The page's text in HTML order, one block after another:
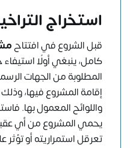
استخراج
قبل الشروع في افتتاح
كامل، ينبغي أولًا
المطلوبة من الجهات
إقامة المشروع فيها،
واللوائح المعمول بها.
يحمي المشروع من أي
تعرقل استمراريته أو